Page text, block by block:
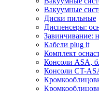
Вакуумные
Диски пильные
Диспенсеры:
Завинчивание:
Кабели plug it
Комплект
Консоли ASA,
Консоли CT-